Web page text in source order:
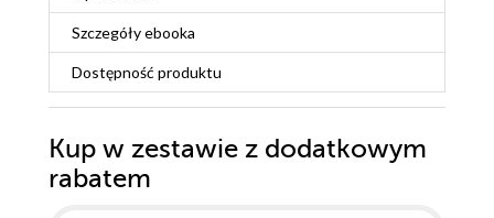
Szczegółyebooka
Dostępność produktu
Kup w zestawie z dodatkowym
rabatem